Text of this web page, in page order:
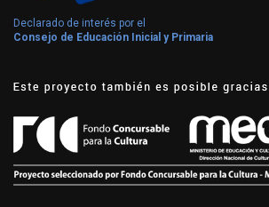
Declarado de interés por el
Consejo de Educación Inicial y Primaria